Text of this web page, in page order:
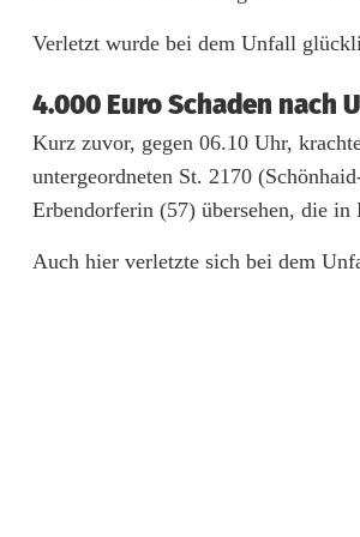
f
l
l
Verletzt wurde bei dem Unfall
4.000 Euro Schaden nach
Kurz zuvor, gegen 06.10 Uhr,
untergeordneten St. 2170
Erbendorferin (57) übersehen, die
Auch hier verletzte sich bei dem